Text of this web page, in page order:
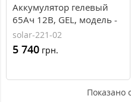
Аккумулятор гелевый
65Ач 12В, GEL, модель -
MNG65-12, MHB battery
solar-221-02
5 740 грн.
Показано